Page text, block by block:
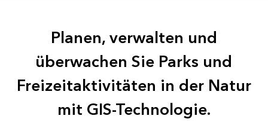
Planen, verwalten und
überwachen Sie Parks und
Freizeitaktivitäten in der Natur
mit GIS-Technologie.